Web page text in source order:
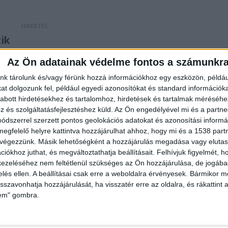
Az Ön adatainak védelme fontos a
tárolunk és/vagy férünk hozzá információkhoz egy eszközön,
dolgozunk fel, például egyedi azonosítókat és standard
hirdetésekhez és tartalomhoz, hirdetések és tartalmak
és szolgáltatásfejlesztéshez küld. Az Ön engedélyével mi és a
szerzett pontos geolokációs adatokat és azonosítási
helyre kattintva hozzájárulhat ahhoz, hogy mi és a 1538
Másik lehetőségként a hozzájárulás megadása vagy
juthat, és megváltoztathatja beállításait. Felhívjuk figyelmét,
nem feltétlenül szükséges az Ön hozzájárulása, de
ellen. A beállításai csak erre a weboldalra érvényesek. Bármikor
hozzájárulását, ha visszatér erre az oldalra, és rákattint
gombra.
fiú szüleit, a Facebookon folyamatosan
beróla a Tények.
tartani kell attól is, hogy a sértettet befolyásolják,
mivel már hasonló szexuális cselekmény
vele szemben folyamatban, így a bűnismétlés
tekintettel egy hónapra elrendelte a
a Miskolci Törvényszék szóvivője.